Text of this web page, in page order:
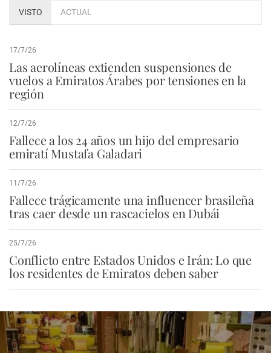
VISTO ACTUAL
17/7/26
Las aerolíneas extienden suspensiones de
vuelos a Emiratos Árabes por tensiones en la
región
12/7/26
Fallece a los 24 años un hijo del empresario
emiratí Mustafa Galadari
11/7/26
Fallece trágicamente una influencer brasileña
tras caer desde un rascacielos en Dubái
25/7/26
Conflicto entre Estados Unidos e Irán: Lo que
los residentes de Emiratos deben saber